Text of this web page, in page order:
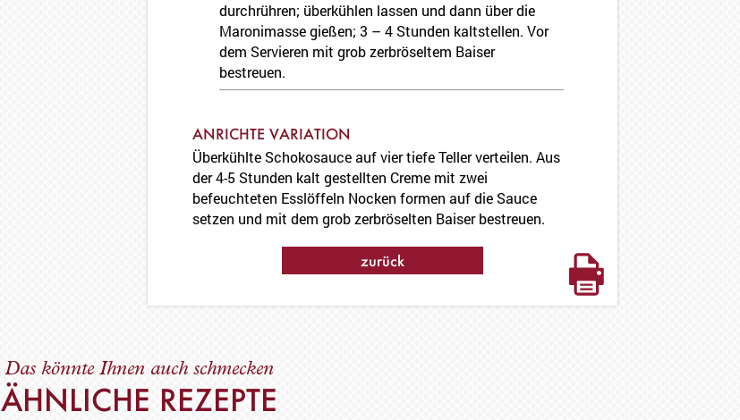
durchrühren; überkühlen lassen und dann über die
Maronimasse gießen; 3 – 4 Stunden kaltstellen. Vor
dem Servieren mit grob zerbröseltem Baiser
bestreuen.
ANRICHTE VARIATION
Überkühlte Schokosauce auf vier tiefe Teller verteilen. Aus
der 4-5 Stunden kalt gestellten Creme mit zwei
befeuchteten Esslöffeln Nocken formen auf die Sauce
setzen und mit dem grob zerbröselten Baiser bestreuen.
zurück
Das könnte Ihnen auch schmecken
ÄHNLICHE REZEPTE